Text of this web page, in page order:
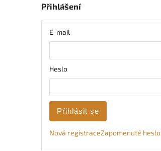
Přihlášení
E-mail
Heslo
Přihlásit se
Nová registraceZapomenuté heslo